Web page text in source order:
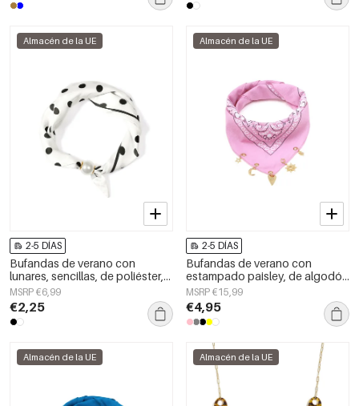
Almacén de la UE
2-5 DÍAS
Bufandas de verano con
lunares, sencillas, de poliéster,
accesorios para el día a día.
MSRP €6,99
€2,25
Almacén de la UE
2-5 DÍAS
Bufandas de verano con
estampado paisley, de algodón
clásico, accesorios para el día a
día.
MSRP €15,99
€4,95
Almacén de la UE Almacén de la UE